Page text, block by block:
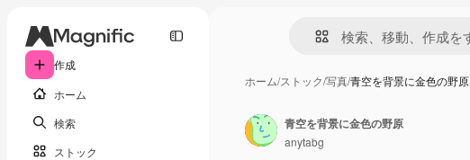
作成
ホーム
検索
ストック
ホーム/ストック/写真/青空を背景に金色の野原
青空を背景に金色の野原
anytabg